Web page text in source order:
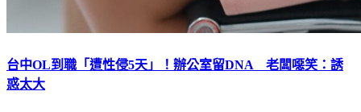
台中OL到職「遭性侵5天」！辦公室留DNA 老闆噁笑：誘
惑太大